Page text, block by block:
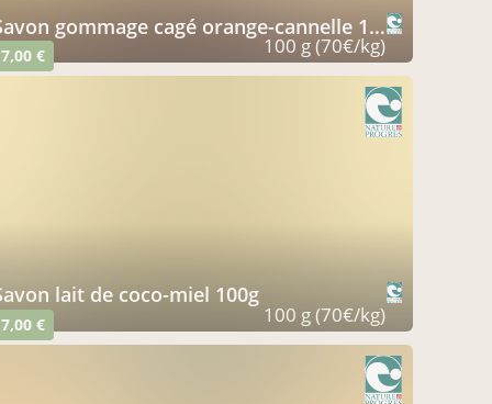
savon gommage cagé orange-cannelle 100g
7,00 € 100 g (70€/kg)
savon lait de coco-miel 100g
7,00 € 100 g (70€/kg)